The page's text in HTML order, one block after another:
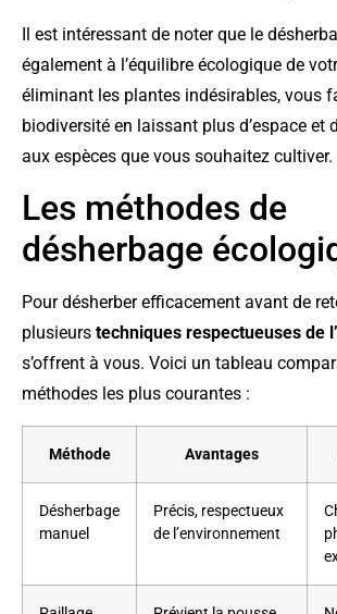
Il est intéressant de noter que le
également à l’équilibre écologique de
éliminant les plantes indésirables, vous
biodiversité en laissant plus d’espace et
aux espèces que vous souhaitez cultiver.
Les méthodes de
désherbage
Pour désherber efficacement avant de
plusieurs techniques respectueuses de
s’offrent à vous. Voici un tableau
méthodes les plus courantes :
Méthode Avantages
Désherbage
manuel
Précis, respectueux
de l’environnement